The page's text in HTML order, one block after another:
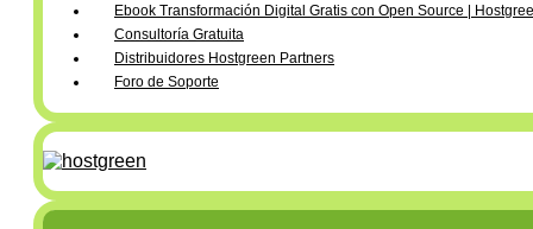
Ebook Transformación Digital Gratis con Open Source |
Consultoría Gratuita
Distribuidores Hostgreen Partners
Foro de Soporte